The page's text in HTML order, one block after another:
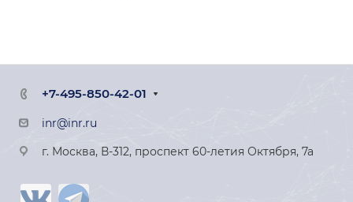
+7-495-850-42-01
inr@inr.ru
г. Москва, В-312, проспект 60-летия Октября, 7а